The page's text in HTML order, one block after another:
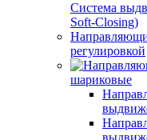
Система
Soft-Closing)
регулировкой
шариковые